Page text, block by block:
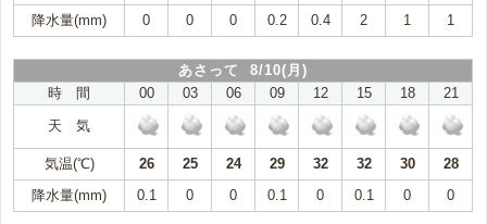
降水量(mm)
0 0 0 0.2 0.4 2 1 1
あさって 8/10(月)
時 間
00 03 06 09 12 15 18
21
天 気
気温(℃) 26 25 24 29 32 32 30
28
降水量(mm)
0.1 0 0 0.1 0 0.1 0 0